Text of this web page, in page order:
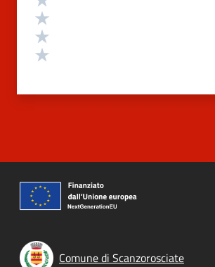
Comune di Scanzorosciate